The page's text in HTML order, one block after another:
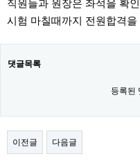
직원들과 원장은 좌석을 확
시험 마칠때까지 전원합격
댓글목록
등록된
이전글 다음글